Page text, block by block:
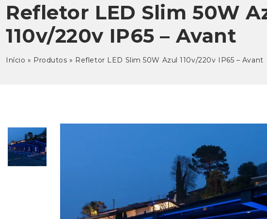
Refletor LED Slim 50W
110v/220v IP65 – Avant
Início » Produtos » Refletor LED Slim 50W Azul 110v/220v IP65 – Avant